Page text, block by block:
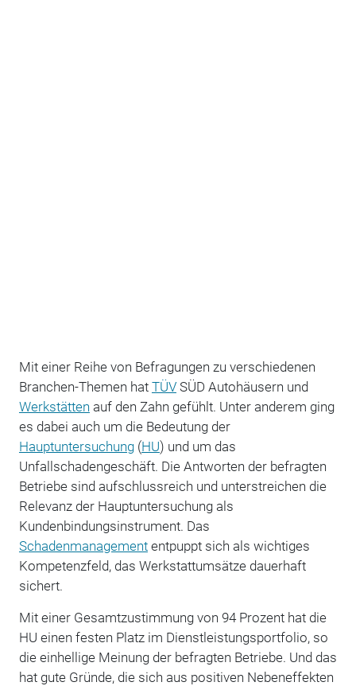
Mit einer Reihe von Befragungen zu verschiedenen
Branchen-Themen hat TÜVSÜD Autohäusern und
Werkstätten auf den Zahn gefühlt. Unter anderem ging
es dabei auch um die Bedeutung der
Hauptuntersuchung(HU) und um das
Unfallschadengeschäft. Die Antworten der befragten
Betriebe sind aufschlussreich und unterstreichen die
Relevanz der Hauptuntersuchung als
Kundenbindungsinstrument. Das
Schadenmanagemententpuppt sich als wichtiges
Kompetenzfeld, das Werkstattumsätze dauerhaft
sichert.
Mit einer Gesamtzustimmung von 94 Prozent hat die
HU einen festen Platz im Dienstleistungsportfolio, so
die einhellige Meinung der befragten Betriebe. Und das
hat gute Gründe, die sich aus positiven Nebeneffekten